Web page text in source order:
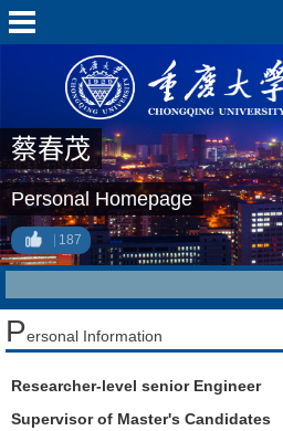
蔡春茂
Personal Homepage
187
Personal Information
Researcher-level senior Engineer
Supervisor of Master's Candidates